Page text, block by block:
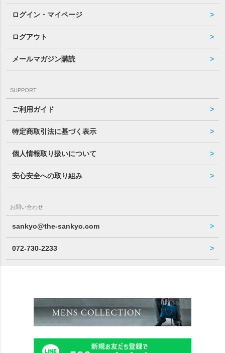
ログイン・マイページ
ログアウト
メールマガジン購読
SUPPORT
ご利用ガイド
特定商取引法に基づく表示
個人情報取り扱いについて
安心安全への取り組み
お問い合わせ
sankyo@the-sankyo.com
072-730-2233